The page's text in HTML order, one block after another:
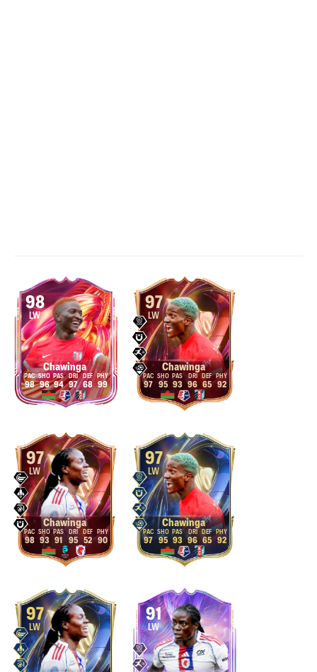
98
LW
Chawinga
98 96 94 97 68 99
97
LW
Chawinga
97 95 93 96 65 92
97
LW
Chawinga
98 93 91 95 52 90
97
LW
Chawinga
97 95 93 96 65 92
97
LW
91
LW